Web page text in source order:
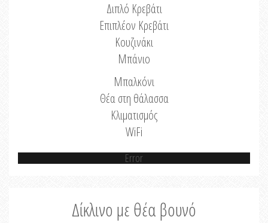
Διπλό Κρεβάτι
Επιπλέον Κρεβάτι
Κουζινάκι
Μπάνιο
Μπαλκόνι
Θέα στη θάλασσα
Κλιματισμός
WiFi
Error
Δίκλινο με θέα βουνό